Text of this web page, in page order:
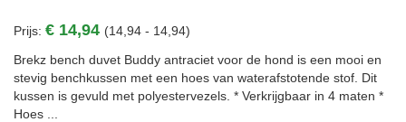
Prijs: € 14,94 (14,94 - 14,94)
Brekz bench duvet Buddy antraciet voor de hond is een mooi en
stevig benchkussen met een hoes van waterafstotende stof. Dit
kussen is gevuld met polyestervezels. * Verkrijgbaar in 4 maten *
Hoes ...